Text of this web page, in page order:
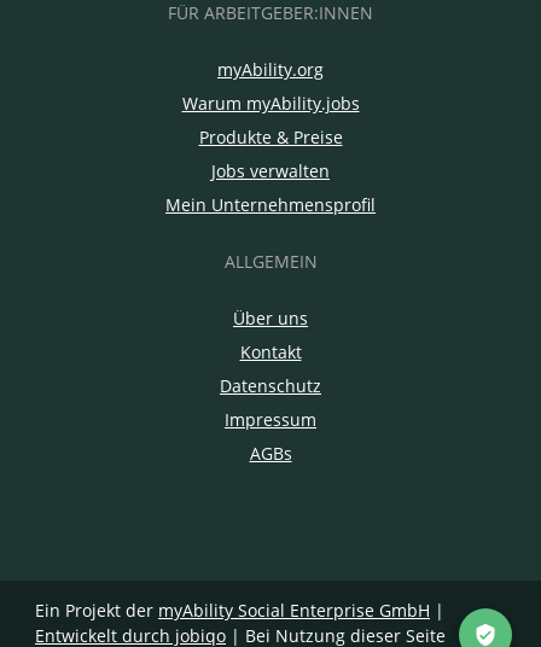
FÜR ARBEITGEBER:INNEN
myAbility.org
Warum myAbility.jobs
Produkte & Preise
Jobs verwalten
Mein Unternehmensprofil
ALLGEMEIN
Über uns
Kontakt
Datenschutz
Impressum
AGBs
Ein Projekt der myAbility Social Enterprise GmbH |
Entwickelt durch jobiqo | Bei Nutzung dieser Seite